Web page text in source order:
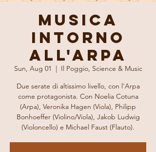
Musica
intorno
all'Arpa
Sun, Aug 01
  |
Il Poggio, Science & Music
Due serate di altissimo livello, con l'Arpa
come protagonista. Con Noelia Cotuna
(Arpa), Veronika Hagen (Viola), Philipp
Bonhoeffer (Violino/Viola), Jakob Ludwig
(Violoncello) e Michael Faust (Flauto).